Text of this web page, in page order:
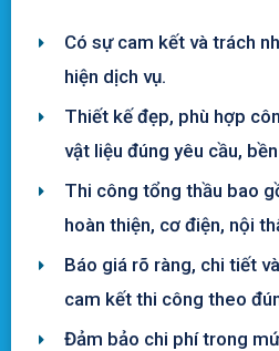
Có sự cam kết và trách
hiện dịch vụ.
Thiết kế đẹp, phù hợp
vật liệu đúng yêu cầu,
Thi công tổng thầu bao
hoàn thiện, cơ điện, nội
Báo giá rõ ràng, chi tiết
cam kết thi công theo
Đảm bảo chi phí trong